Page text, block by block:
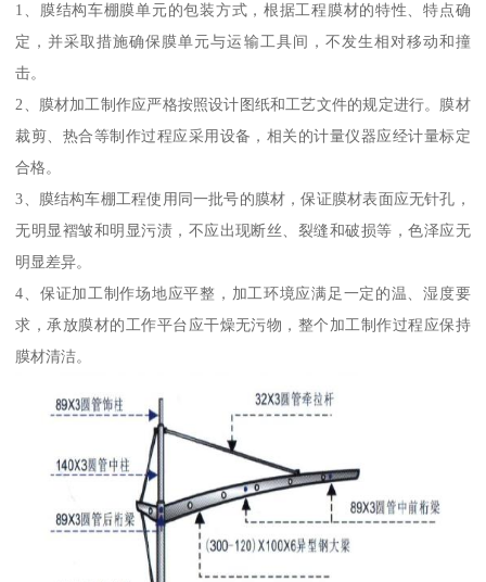
1、膜结构车棚膜单元的包装方式，根据工程膜材的特性、特点确
定，并采取措施确保膜单元与运输工具间，不发生相对移动和撞
击。
2、膜材加工制作应严格按照设计图纸和工艺文件的规定进行。膜材
裁剪、热合等制作过程应采用设备，相关的计量仪器应经计量标定
合格。
3、膜结构车棚工程使用同一批号的膜材，保证膜材表面应无针孔，
无明显褶皱和明显污渍，不应出现断丝、裂缝和破损等，色泽应无
明显差异。
4、保证加工制作场地应平整，加工环境应满足一定的温、湿度要
求，承放膜材的工作平台应干燥无污物，整个加工制作过程应保持
膜材清洁。